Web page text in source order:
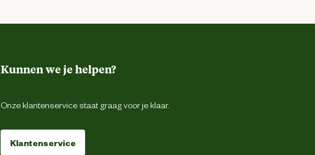
Kunnen we je helpen?
Onze klantenservice staat graag voor je klaar.
Klantenservice